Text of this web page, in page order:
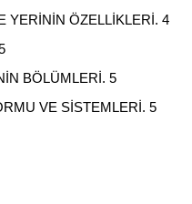
YERİNİN ÖZELLİKLERİ. 4
BÖLÜMLERİ. 5
VE SİSTEMLERİ. 5